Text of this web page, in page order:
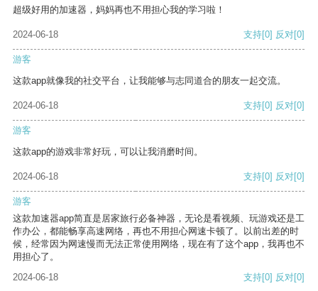
超级好用的加速器，妈妈再也不用担心我的学习啦！
2024-06-18 支持[0] 反对[0]
游客
这款app就像我的社交平台，让我能够与志同道合的朋友一起交流。
2024-06-18 支持[0] 反对[0]
游客
这款app的游戏非常好玩，可以让我消磨时间。
2024-06-18 支持[0] 反对[0]
游客
这款加速器app简直是居家旅行必备神器，无论是看视频、玩游戏还是工
作办公，都能畅享高速网络，再也不用担心网速卡顿了。以前出差的时
候，经常因为网速慢而无法正常使用网络，现在有了这个app，我再也不
用担心了。
2024-06-18
支持[0] 反对[0]